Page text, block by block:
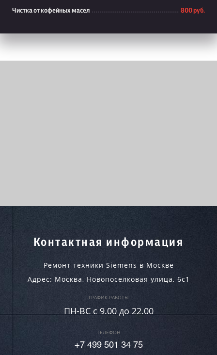
Чистка от кофейных масел 800 руб.
Контактная информация
Ремонт техники Siemens в Москве
Адрес: Москва, Новопоселковая улица, 6с1
ГРАФИК РАБОТЫ
ПН-ВC c 9.00 до 22.00
ТЕЛЕФОН
+7 499 501 34 75